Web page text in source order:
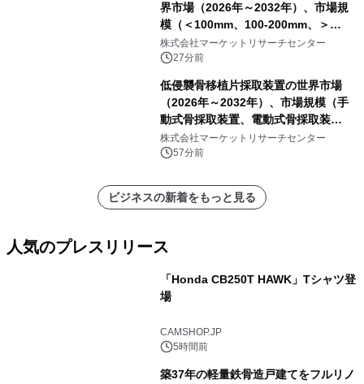
界市場（2026年～2032年）、市場規
模（＜100mm、100-200mm、＞
200mm）・分析レポートを発表
株式会社マーケットリサーチセンター
27分前
低侵襲骨移植片採取装置の世界市場
（2026年～2032年）、市場規模（手
動式骨採取装置、電動式骨採取装
置）・分析レポートを発表
株式会社マーケットリサーチセンター
57分前
ビジネスの新着をもっと見る
人気のプレスリリース
「Honda CB250T HAWK」Tシャツ登
場
CAMSHOP.JP
5時間前
築37年の軽量鉄骨造戸建てをフルリノ